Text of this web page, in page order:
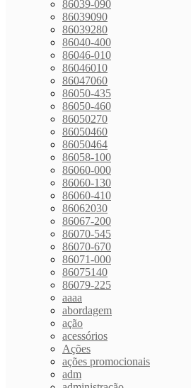
86039-090
86039090
86039280
86040-400
86046-010
86046010
86047060
86050-435
86050-460
86050270
86050460
86050464
86058-100
86060-000
86060-130
86060-410
86062030
86067-200
86070-545
86070-670
86071-000
86075140
86079-225
aaaa
abordagem
ação
acessórios
Ações
ações promocionais
adm